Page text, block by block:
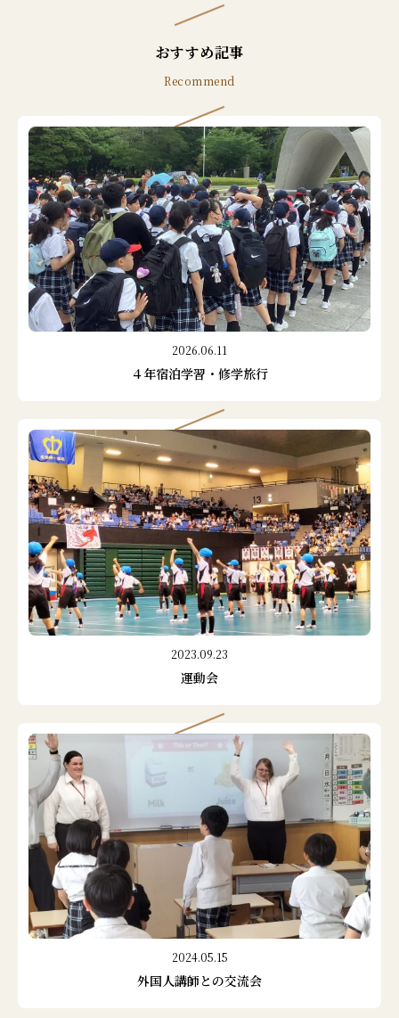
おすすめ記事
Recommend
2026.06.11
４年宿泊学習・修学旅行
2023.09.23
運動会
2024.05.15
外国人講師との交流会